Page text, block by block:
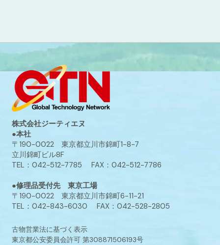
株式会社ジーティエヌ
●本社
〒190-0022 東京都立川市錦町1-8-7
立川錦町ビル8F
TEL：042-512-7785 FAX：042-512-7786
●修理品受付先 東京工場
〒190-0022 東京都立川市錦町6-11-21
TEL：042-843-6030 FAX：042-528-2805
古物営業法に基づく表示
東京都公安委員会許可 第308871506193号